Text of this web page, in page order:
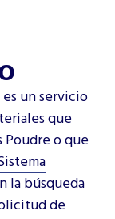
un servicio
que
o que
la búsqueda
de